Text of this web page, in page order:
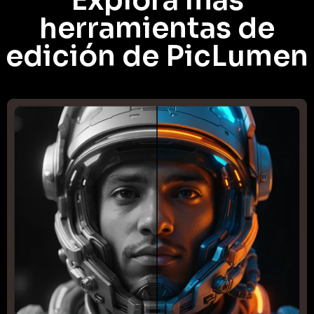
herramientas de
edición de PicLumen